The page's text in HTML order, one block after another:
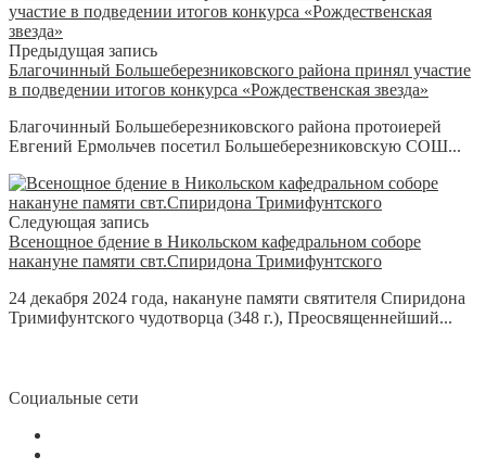
Предыдущая запись
Благочинный Большеберезниковского района принял участие
в подведении итогов конкурса «Рождественская звезда»
Благочинный Большеберезниковского района протоиерей
Евгений Ермольчев посетил Большеберезниковскую СОШ...
Следующая запись
Всенощное бдение в Никольском кафедральном соборе
накануне памяти свт.Спиридона Тримифунтского
24 декабря 2024 года, накануне памяти святителя Спиридона
Тримифунтского чудотворца (348 г.), Преосвященнейший...
Социальные сети